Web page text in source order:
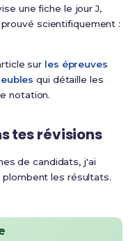
une fiche le jour J,
prouvé scientifiquement :
sur les épreuves
qui détaille les
notation.
tes révisions
de candidats, j'ai
les résultats.